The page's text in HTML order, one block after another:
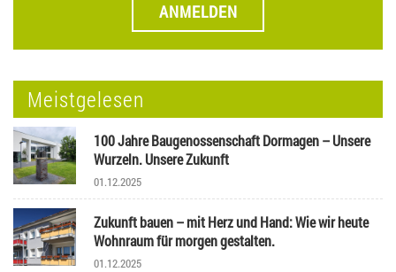
ANMELDEN
Meistgelesen
100 Jahre Baugenossenschaft Dormagen – Unsere
Wurzeln. Unsere Zukunft
01.12.2025
Zukunft bauen – mit Herz und Hand: Wie wir heute
Wohnraum für morgen gestalten.
01.12.2025